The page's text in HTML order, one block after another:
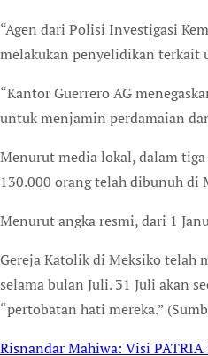
“Agen dari Polisi Investigasi
melakukan penyelidikan terkait
“Kantor Guerrero AG
untuk menjamin perdamaian
Menurut media lokal, dalam
130.000 orang telah dibunuh di
Menurut angka resmi, dari 1
Gereja Katolik di Meksiko telah
selama bulan Juli. 31 Juli akan
“pertobatan hati mereka.”
Risnandar Mahiwa: Visi